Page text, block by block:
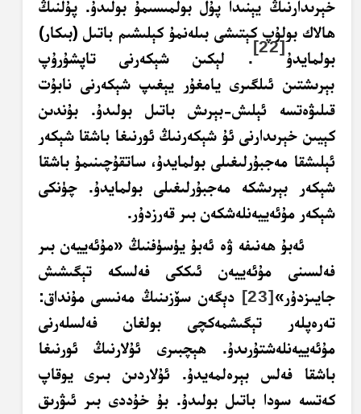
خېرىدارنىڭ يېنىدا پۇل بولمىسىمۇ بولىدۇ. پۇلنىڭ
ھالاك بولۇپ كېتىشى بىلەنمۇ كېلىشىم باتىل (بىكار)
بولمايدۇ
[22]
. لېكىن شېكەرنى تاپشۇرۇپ
بېرىشتىن ئىلگىرى يامغۇر يېغىپ شېكەرنى نابۇت
قىلىۋەتسە ئېلىش-بېرىش باتىل بولىدۇ. بۇندىن
كېيىن خېرىدارنى ئۇ شېكەرنىڭ ئورنىغا باشقا شېكەر
ئېلىشقا مەجبۇرلىغىلى بولمايدۇ، ساتقۇچىنىمۇ باشقا
شېكەر بېرىشكە مەجبۇرلىغىلى بولمايدۇ. چۈنكى
شېكەر مۇئەييەنلەشكەن بىر قەرزدۇر.
ئەبۇ ھەنىفە ۋە ئەبۇ يۈسۈفنىڭ «مۇئەييەن بىر
فەلسىنى مۇئەييەن ئىككى فەلسكە تېگىشىش
جايىزدۇر»[23] دېگەن سۆزىنىڭ مەنىسى مۇنداق:
تەرەپلەر تېگىشمەكچى بولغان فەلسلەرنى
مۇئەييەنلەشتۇرىدۇ. ھېچبىرى ئۇلارنىڭ ئورنىغا
باشقا فەلس بېرەلمەيدۇ. ئۇلاردىن بىرى يوقاپ
كەتسە سودا باتىل بولىدۇ. بۇ خۇددى بىر ئىۋرىق